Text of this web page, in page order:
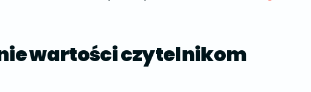
wartości czytelnikom